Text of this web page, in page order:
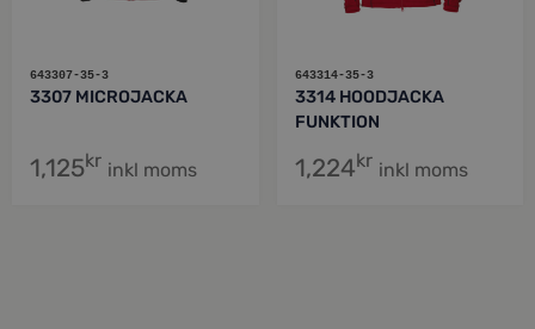
643307-35-3
3307 MICROJACKA
1,125kr inkl moms
643314-35-3
3314 HOODJACKA
FUNKTION
1,224kr inkl moms